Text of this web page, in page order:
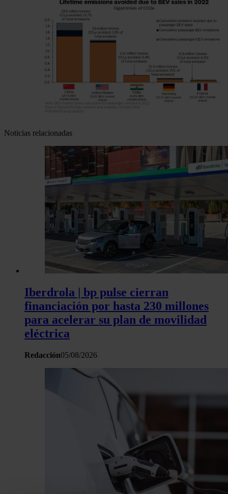
Noticias relacionadas
Iberdrola | bp pulse cierran
financiación por hasta 230 millones
para acelerar su plan de movilidad
eléctrica
Redacción05/08/2026